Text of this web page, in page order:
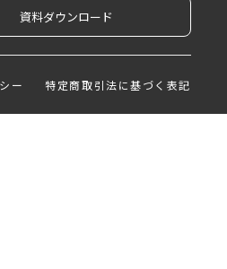
資料ダウンロード
特定商取引法に基づく表記
ー